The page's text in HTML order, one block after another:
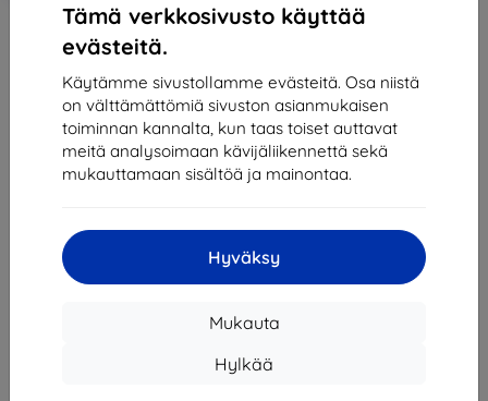
Tämä verkkosivusto käyttää
evästeitä.
Käytämme sivustollamme evästeitä. Osa niistä
on välttämättömiä sivuston asianmukaisen
toiminnan kannalta, kun taas toiset auttavat
meitä analysoimaan kävijäliikennettä sekä
mukauttamaan sisältöä ja mainontaa.
Hyväksy
Mukauta
Hylkää
3MK FlexibleGlass Suunto 9
älykellon hybridi lasi
11,90 €
8,01 €
Viimeinen kappale varastossa
yhteensä5.